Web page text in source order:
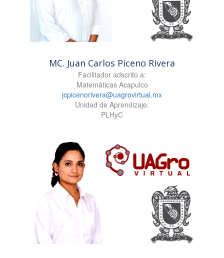
MC. Juan Carlos Piceno Rivera
Facilitador adscrito a:
Matemáticas Acapulco
jcpicenorivera@uagrovirtual.mx
Unidad de Aprendizaje:
PLHyC